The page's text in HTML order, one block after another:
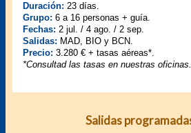
Duración: 23 días.
Grupo: 6 a 16 personas + guía.
Fechas: 2 jul. / 4 ago. / 2 sep.
Salidas: MAD, BIO y BCN.
Precio: 3.280 € + tasas aéreas*.
*Consultad las tasas en nuestras oficinas.
Salidas